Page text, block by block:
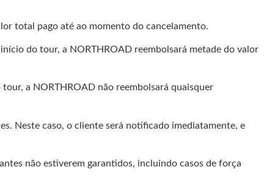
total pago até ao momento do cancelamento.
do tour, a NORTHROAD reembolsará metade do valor
a NORTHROAD não reembolsará quaisquer
Neste caso, o cliente será notificado imediatamente, e
não estiverem garantidos, incluindo casos de força